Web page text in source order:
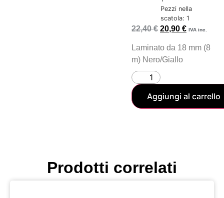
Pezzi nella
scatola: 1
22,40€ 20,90€ IVA inc.
Laminato da 18 mm (8
m) Nero/Giallo
Aggiungi al carrello
Prodotti correlati